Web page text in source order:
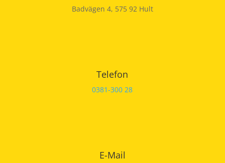
Badvägen 4, 575 92 Hult
Telefon
0381-300 28
E-Mail